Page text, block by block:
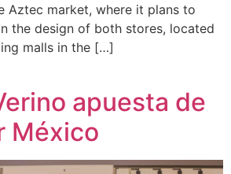
Aztec market, where it plans to
the design of both stores, located
malls in the […]
apuesta de
México